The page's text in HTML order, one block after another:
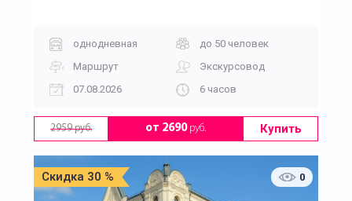
однодневная
до 50 человек
Маршрут
Экскурсовод
07.08.2026
6 часов
2959 руб. от 2690руб. Купить
Скидка 30 % 0